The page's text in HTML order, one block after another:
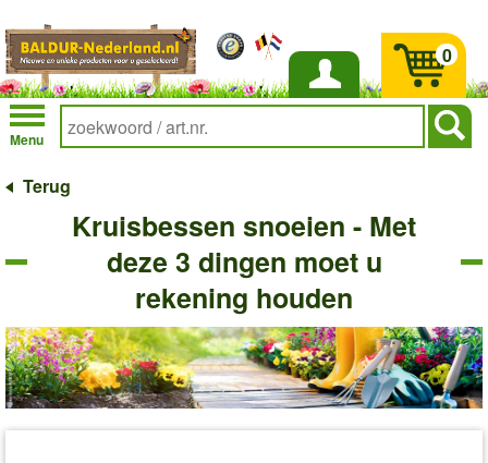
Inloggen
Menu
0
Terug
Kruisbessen snoeien - Met
deze 3 dingen moet u
rekening houden